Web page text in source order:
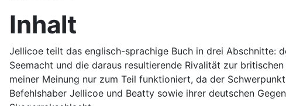
Inhalt
Jellicoe teilt das englisch-sprachige Buch in drei Abschnitte:
Seemacht und die daraus resultierende Rivalität zur
meiner Meinung nur zum Teil funktioniert, da der
Befehlshaber Jellicoe und Beatty sowie ihrer deutschen